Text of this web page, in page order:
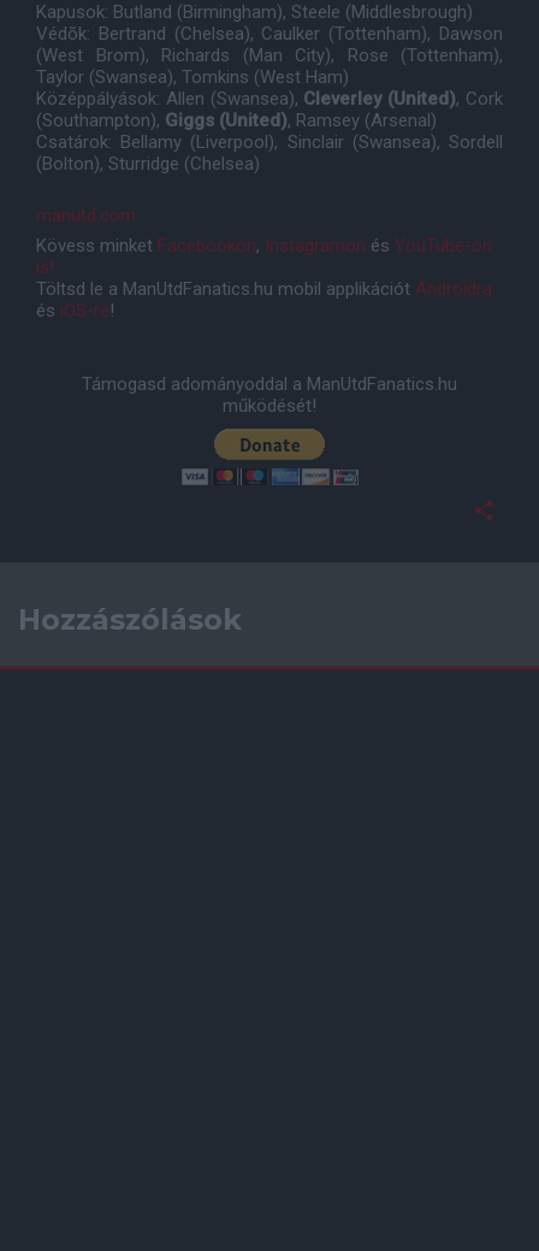
Kapusok: Butland (Birmingham), Steele (Middlesbrough)
Védõk: Bertrand (Chelsea), Caulker (Tottenham), Dawson
(West Brom), Richards (Man City), Rose (Tottenham),
Taylor (Swansea), Tomkins (West Ham)
Középpályások: Allen (Swansea), Cleverley (United), Cork
(Southampton), Giggs (United), Ramsey (Arsenal)
Csatárok: Bellamy (Liverpool), Sinclair (Swansea), Sordell
(Bolton), Sturridge (Chelsea)
manutd.com
Kövess minket Facebookon, Instagramon és YouTube-on
is!
Töltsd le a ManUtdFanatics.hu mobil applikációt Androidra
és iOS-re!
Támogasd adományoddal a ManUtdFanatics.hu
működését!
Hozzászólások